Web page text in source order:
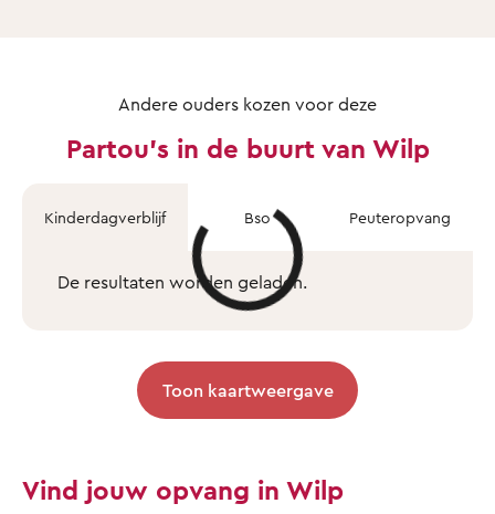
Andere ouders kozen voor deze
Partou's in de buurt van Wilp
Kinderdagverblijf Bso Peuteropvang
De resultaten worden geladen.
Toon kaartweergave
Vind jouw opvang in Wilp